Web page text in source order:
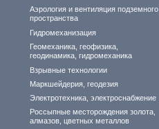
Аэрология и вентиляция подземного
пространства
Гидромеханизация
Геомеханика, геофизика,
геодинамика, гидромеханика
Взрывные технологии
Маркшейдерия, геодезия
Электротехника, электроснабжение
Россыпные месторождения золота,
алмазов, цветных металлов